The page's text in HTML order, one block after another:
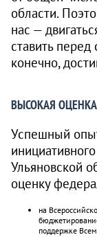
области.
нас —
ставить
конечно,
ВЫСОКАЯ
Успешный
Ульяновской
оценку
на
поддержке